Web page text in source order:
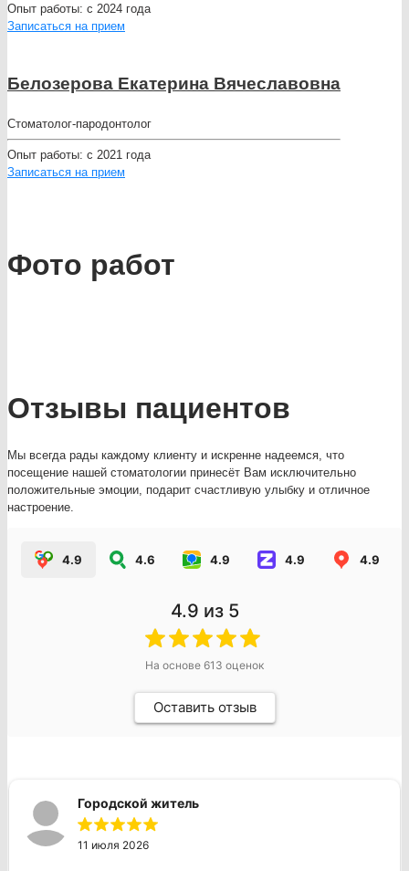
Опыт работы: с 2024 года
Записаться на прием
Белозерова Екатерина Вячеславовна
Стоматолог-пародонтолог
Опыт работы: с 2021 года
Записаться на прием
Фото работ
Отзывы пациентов
Мы всегда рады каждому клиенту и искренне надеемся, что
посещение нашей стоматологии принесёт Вам исключительно
положительные эмоции, подарит счастливую улыбку и отличное
настроение.
4.9 4.6 4.9 4.9 4.9
4.9 из 5
На основе 613 оценок
Оставить отзыв
Городской житель
11 июля 2026